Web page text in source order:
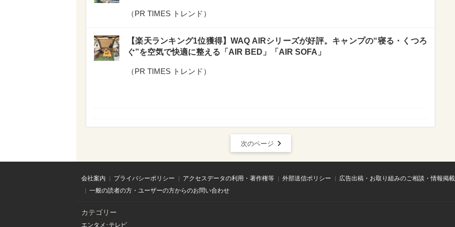
（PR TIMES トレンド ）
【楽天ランキング1位獲得】WAQ AIRシリーズが好評。キャンプの“寝る・くつろ
ぐ”を空気で快適に整える「AIR BED」「AIR SOFA」
（PR TIMES トレンド ）
次のページ
会社案内 プライバシーポリシー アクセスデータの利用・著作権等 外部送信ポリシー
広告出稿・お取り組みのご相談・情報掲
一般の読者の方・ユーザーの方からのお問い合わせ
カテゴリー
エンタメ･テレビ